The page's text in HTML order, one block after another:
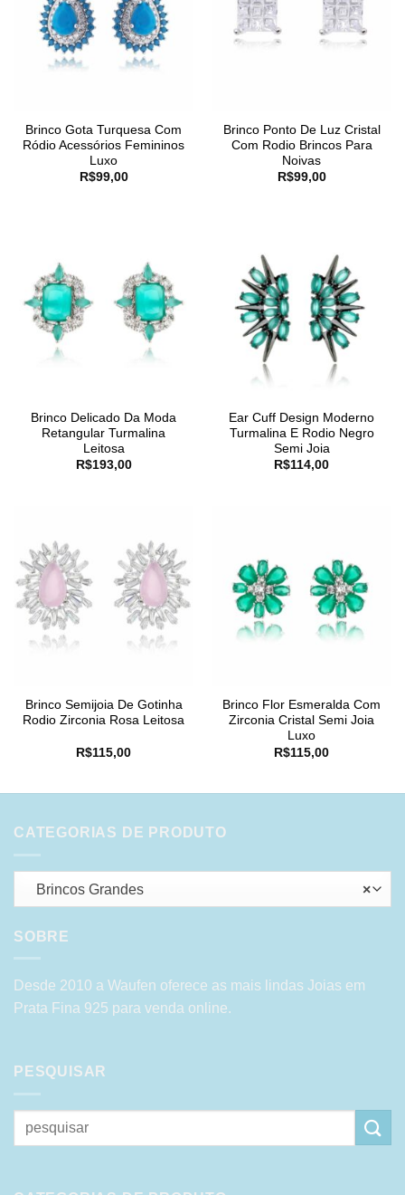
Brinco Gota Turquesa Com
Ródio Acessórios Femininos
Luxo
R$99,00
Brinco Ponto De Luz Cristal
Com Rodio Brincos Para
Noivas
R$99,00
Brinco Delicado Da Moda
Retangular Turmalina
Leitosa
R$193,00
Ear Cuff Design Moderno
Turmalina E Rodio Negro
Semi Joia
R$114,00
Brinco Semijoia De Gotinha
Rodio Zirconia Rosa Leitosa
R$115,00
Brinco Flor Esmeralda Com
Zirconia Cristal Semi Joia
Luxo
R$115,00
CATEGORIAS DE PRODUTO
×
Brincos Grandes
SOBRE
Desde 2010 a Waufen oferece as mais lindas Joias em
Prata Fina 925 para venda online.
PESQUISAR
Pesquisar
por: